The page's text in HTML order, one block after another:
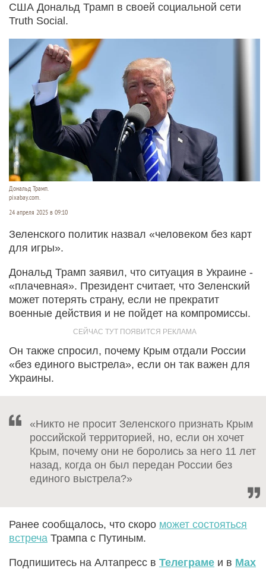
США Дональд Трамп в своей социальной сети
Truth Social.
Дональд Трамп.
pixabay.com.
24 апреля 2025 в 09:10
Зеленского политик назвал «человеком без карт
для игры».
Дональд Трамп заявил, что ситуация в Украине -
«плачевная». Президент считает, что Зеленский
может потерять страну, если не прекратит
военные действия и не пойдет на компромиссы.
Он также спросил, почему Крым отдали России
«без единого выстрела», если он так важен для
Украины.
«Никто не просит Зеленского признать Крым
российской территорией, но, если он хочет
Крым, почему они не боролись за него 11 лет
назад, когда он был передан России без
единого выстрела?»
Ранее сообщалось, что скоро может состояться
встреча Трампа с Путиным.
Подпишитесь на Алтапресс в Телеграме и в Max